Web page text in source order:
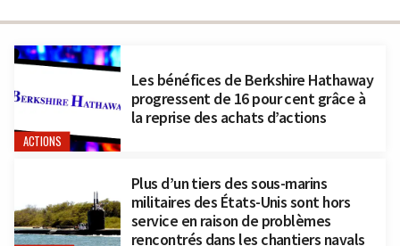
ACTIONS
Les bénéfices de Berkshire Hathaway
progressent de 16 pour cent grâce à
la reprise des achats d’actions
Plus d’un tiers des sous-marins
militaires des États-Unis sont hors
service en raison de problèmes
rencontrés dans les chantiers navals